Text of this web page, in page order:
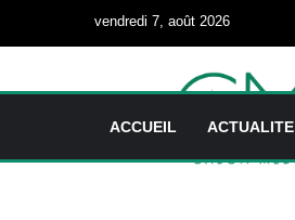
vendredi 7, août 2026
ACCUEIL ACTUALITE